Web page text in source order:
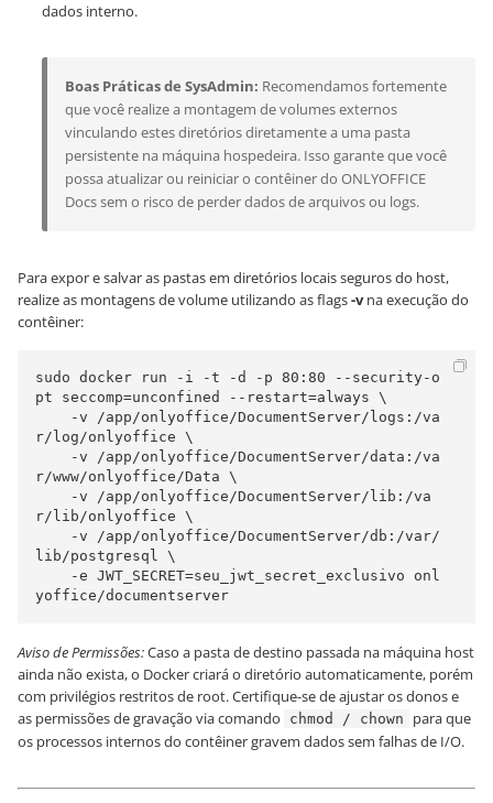
dados interno.
Boas Práticas de SysAdmin: Recomendamos fortemente
que você realize a montagem de volumes externos
vinculando estes diretórios diretamente a uma pasta
persistente na máquina hospedeira. Isso garante que você
possa atualizar ou reiniciar o contêiner do ONLYOFFICE
Docs sem o risco de perder dados de arquivos ou logs.
Para expor e salvar as pastas em diretórios locais seguros do host,
realize as montagens de volume utilizando as flags-vna execução do
contêiner:
sudo docker run -i -t -d -p 80:80 --security-o
pt seccomp=unconfined --restart=always \
r/log/onlyoffice \
r/www/onlyoffice/Data \
r/lib/onlyoffice \
lib/postgresql \
yoffice/documentserver
Aviso de Permissões:Caso a pasta de destino passada na máquina host
ainda não exista, o Docker criará o diretório automaticamente, porém
com privilégios restritos de root. Certifique-se de ajustar os donos e
as permissões de gravação via comando
chmod / chown
para que
os processos internos do contêiner gravem dados sem falhas de I/O.